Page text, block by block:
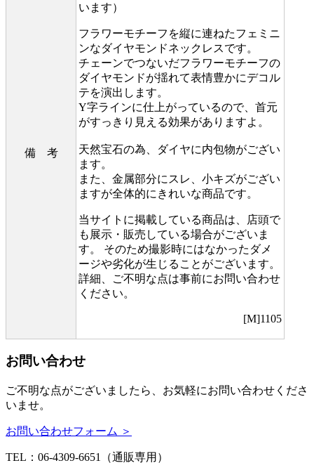
備 考
います）
フラワーモチーフを縦に連ねたフェミニ
ンなダイヤモンドネックレスです。
チェーンでつないだフラワーモチーフの
ダイヤモンドが揺れて表情豊かにデコル
テを演出します。
Y字ラインに仕上がっているので、首元
がすっきり見える効果がありますよ。
天然宝石の為、ダイヤに内包物がござい
ます。
また、金属部分にスレ、小キズがござい
ますが全体的にきれいな商品です。
当サイトに掲載している商品は、店頭で
も展示・販売している場合がございま
す。 そのため撮影時にはなかったダメ
ージや劣化が生じることがございます。
詳細、ご不明な点は事前にお問い合わせ
ください。
[M]1105
お問い合わせ
ご不明な点がございましたら、お気軽にお問い合わせくださ
いませ。
お問い合わせフォーム ＞
TEL：06-4309-6651（通販専用）